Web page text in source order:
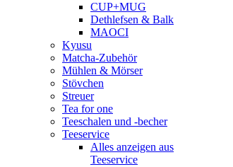
CUP+MUG
Dethlefsen & Balk
MAOCI
Kyusu
Matcha-Zubehör
Mühlen & Mörser
Stövchen
Streuer
Tea for one
Teeschalen und -becher
Teeservice
Alles anzeigen aus
Teeservice